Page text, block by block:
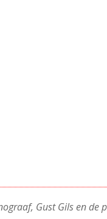
Gust Gils en de